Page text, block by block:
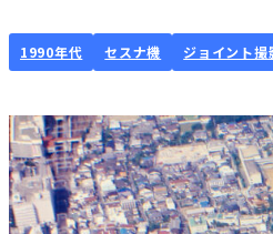
1990年代 セスナ機 ジョイント撮